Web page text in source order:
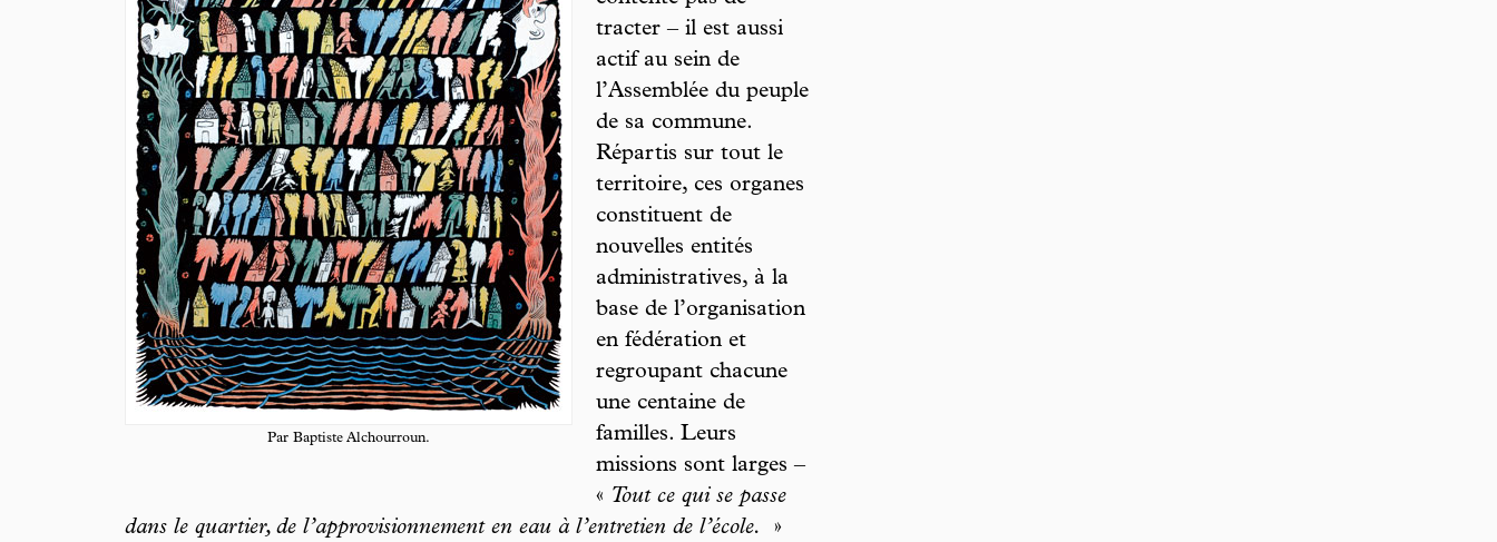
Par Baptiste Alchourroun.
tracter – il est aussi
actif au sein de
l’Assemblée du peuple
de sa commune.
Répartis sur tout le
territoire, ces organes
constituent de
nouvelles entités
administratives, à la
base de l’organisation
en fédération et
regroupant chacune
une centaine de
familles. Leurs
missions sont larges –
« Tout ce qui se passe
dans le quartier, de l’approvisionnement en eau à l’entretien de l’école.
»